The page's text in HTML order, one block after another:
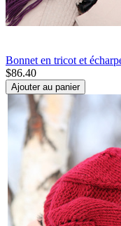
Bonnet en tricot et
$86.40
Ajouter au panier